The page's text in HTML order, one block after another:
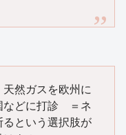
然ガスを欧州に
などに打診 ＝ネ
るという選択肢が